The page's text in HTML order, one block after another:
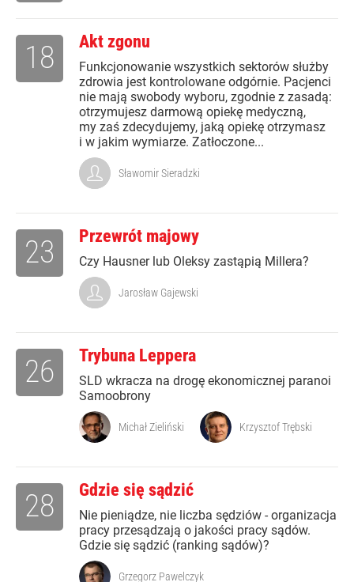
Akt zgonu
Funkcjonowanie wszystkich sektorów służby
zdrowia jest kontrolowane odgórnie. Pacjenci
nie mają swobody wyboru, zgodnie z zasadą:
otrzymujesz darmową opiekę medyczną,
my zaś zdecydujemy, jaką opiekę otrzymasz
i w jakim wymiarze. Zatłoczone...
18
Sławomir Sieradzki
Przewrót majowy
Czy Hausner lub Oleksy zastąpią Millera?
23
Jarosław Gajewski
Trybuna Leppera
SLD wkracza na drogę ekonomicznej paranoi
Samoobrony
26
Michał Zieliński Krzysztof Trębski
Gdzie się sądzić
Nie pieniądze, nie liczba sędziów - organizacja
pracy przesądzają o jakości pracy sądów.
Gdzie się sądzić (ranking sądów)?
28
Grzegorz Pawelczyk